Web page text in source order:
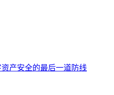
产安全的最后一道防线